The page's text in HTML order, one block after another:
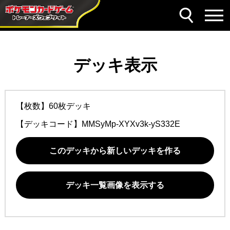
デッキ表示
【枚数】60枚デッキ
【デッキコード】 MMSyMp-XYXv3k-yS332E
このデッキから新しいデッキを作る
デッキ一覧画像を表示する